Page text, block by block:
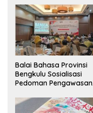
Balai Bahasa Provinsi
Bengkulu Sosialisasi
Pedoman Pengawasan
Indonesia